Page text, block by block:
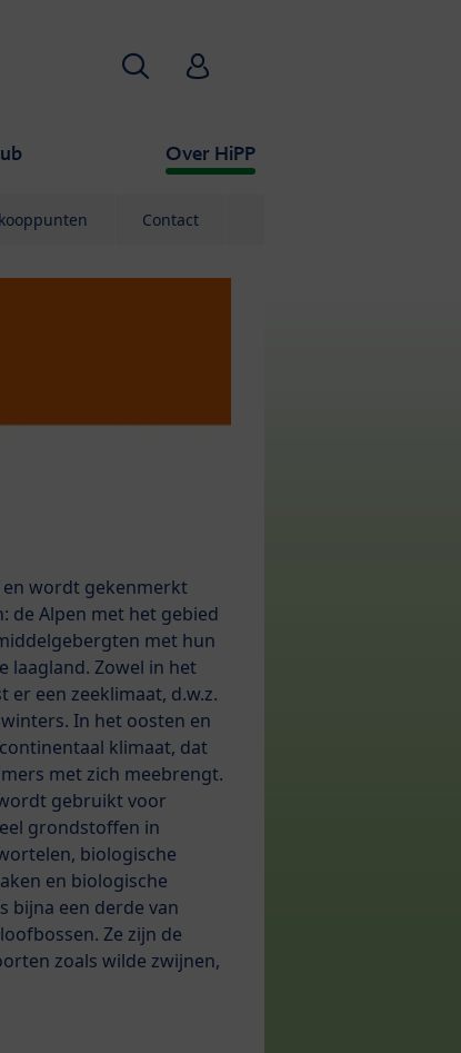
Over HiPP
Zoekopdracht
HiPP Babyclub
Contact
wordt gekenmerkt
de Alpen met het gebied
met hun
laagland. Zowel in het
een zeeklimaat, d.w.z.
In het oosten en
klimaat, dat
met zich meebrengt.
gebruikt voor
grondstoffen in
biologische
en biologische
bijna een derde van
Ze zijn de
zoals wilde zwijnen,